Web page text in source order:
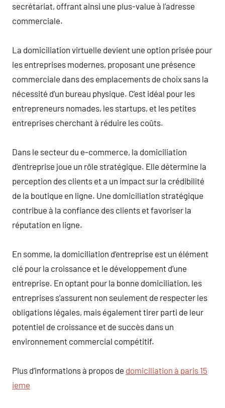
secrétariat, offrant ainsi une plus-value à l’adresse
commerciale.
La domiciliation virtuelle devient une option prisée pour
les entreprises modernes, proposant une présence
commerciale dans des emplacements de choix sans la
nécessité d’un bureau physique. C’est idéal pour les
entrepreneurs nomades, les startups, et les petites
entreprises cherchant à réduire les coûts.
Dans le secteur du e-commerce, la domiciliation
d’entreprise joue un rôle stratégique. Elle détermine la
perception des clients et a un impact sur la crédibilité
de la boutique en ligne. Une domiciliation stratégique
contribue à la confiance des clients et favoriser la
réputation en ligne.
En somme, la domiciliation d’entreprise est un élément
clé pour la croissance et le développement d’une
entreprise. En optant pour la bonne domiciliation, les
entreprises s’assurent non seulement de respecter les
obligations légales, mais également tirer parti de leur
potentiel de croissance et de succès dans un
environnement commercial compétitif.
Plus d’informations à propos de domiciliation à paris 15
ieme